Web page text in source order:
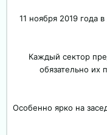
11 ноября 2019 года
Каждый сектор
обязательно их
Особенно ярко на